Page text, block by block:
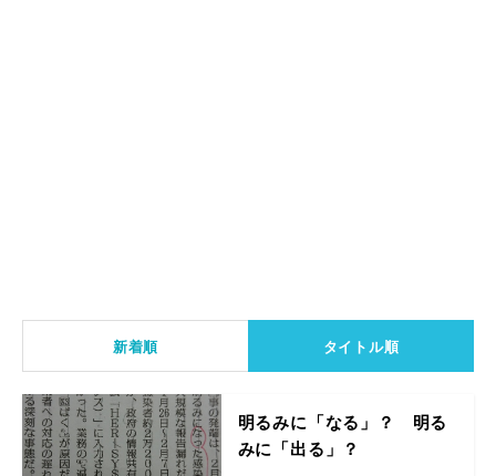
新着順 タイトル順
明るみに「なる」？ 明る
みに「出る」？